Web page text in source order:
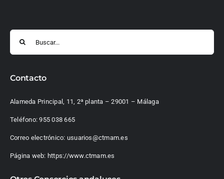
Contacto
Alameda Principal, 11, 2ª planta – 29001 – Málaga
Teléfono:955 038 665
Correo electrónico: usuarios@ctmam.es
Página web: https://www.ctmam.es